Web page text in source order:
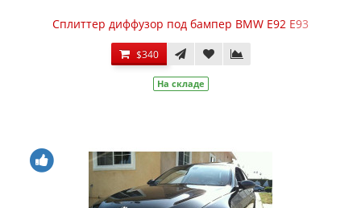
Сплиттер диффузор под бампер BMW E92 E93
$340
На складе